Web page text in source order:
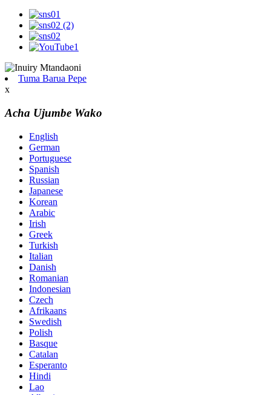
Tuma Barua Pepe
x
Acha Ujumbe Wako
English
German
Portuguese
Spanish
Russian
Japanese
Korean
Arabic
Irish
Greek
Turkish
Italian
Danish
Romanian
Indonesian
Czech
Afrikaans
Swedish
Polish
Basque
Catalan
Esperanto
Hindi
Lao